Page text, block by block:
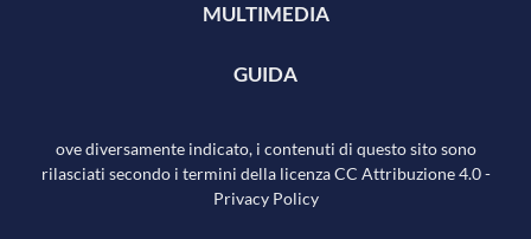
MULTIMEDIA
GUIDA
ove diversamente indicato, i contenuti di questo sito sono
rilasciati secondo i termini della licenza CC Attribuzione 4.0-
Privacy Policy